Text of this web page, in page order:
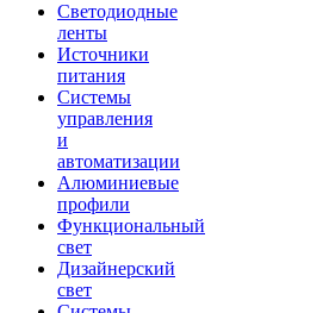
Светодиодные
ленты
Источники
питания
Системы
управления
и
автоматизации
Алюминиевые
профили
Функциональный
свет
Дизайнерский
свет